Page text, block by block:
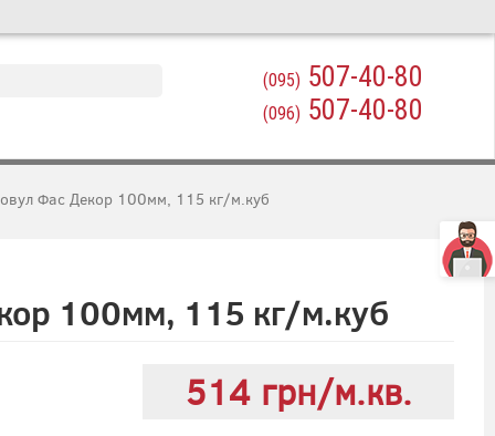
(095) 507-40-80
(096) 507-40-80
Фас Декор 100мм, 115 кг/м.куб
100мм, 115 кг/м.куб
514 грн/м.кв.